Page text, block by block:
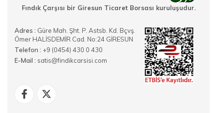
Fındık Çarşısı bir Giresun Ticaret Borsası kuruluşudur.
Adres : Güre Mah. Şht. P. Astsb. Kd. Bçvş.
Ömer HALİSDEMİR Cad. No:24 GİRESUN
Telefon : +9 (0454) 430 0 430
E-Mail : satis@findikcarsisi.com